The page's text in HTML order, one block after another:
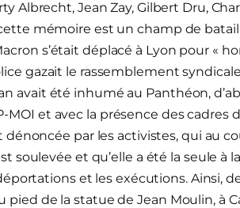
Albrecht, Jean Zay, Gilbert Dru,
mémoire est un champ de
s’était déplacé à Lyon pour «
gazait le rassemblement
avait été inhumé au Panthéon,
MOI et avec la présence des cadres
dénoncée par les activistes, qui au
soulevée et qu’elle a été la seule à
et les exécutions. Ainsi,
pied de la statue de Jean Moulin, à